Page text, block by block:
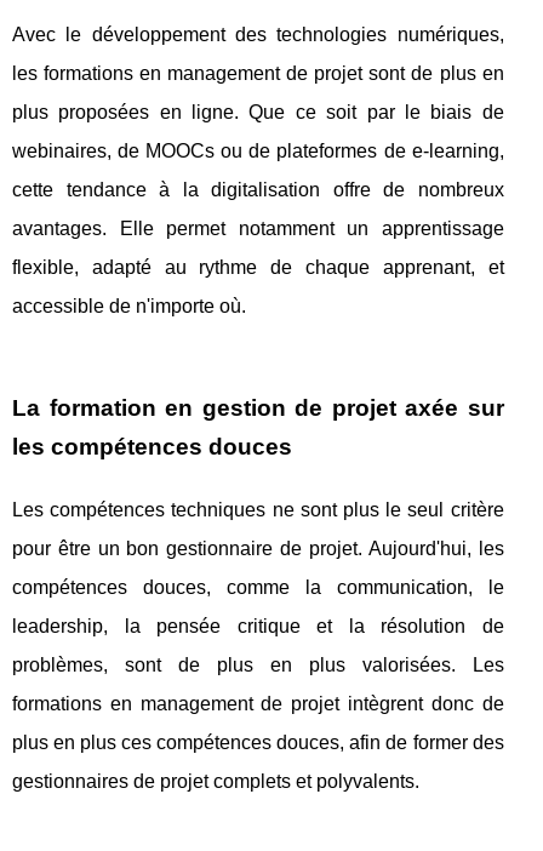
Avec le développement des technologies numériques,
les formations en management de projet sont de plus en
plus proposées en ligne. Que ce soit par le biais de
webinaires, de MOOCs ou de plateformes de e-learning,
cette tendance à la digitalisation offre de nombreux
avantages. Elle permet notamment un apprentissage
flexible, adapté au rythme de chaque apprenant, et
accessible de n'importe où.
La formation en gestion de projet axée sur
les compétences douces
Les compétences techniques ne sont plus le seul critère
pour être un bon gestionnaire de projet. Aujourd'hui, les
compétences douces, comme la communication, le
leadership, la pensée critique et la résolution de
problèmes, sont de plus en plus valorisées. Les
formations en management de projet intègrent donc de
plus en plus ces compétences douces, afin de former des
gestionnaires de projet complets et polyvalents.